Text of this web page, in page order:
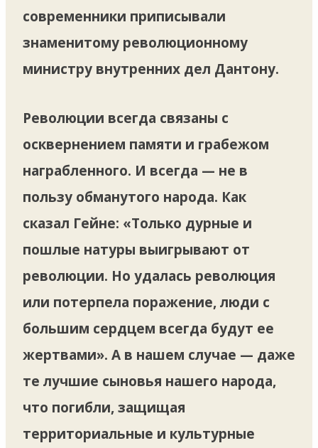
современники приписывали
знаменитому революционному
министру внутренних дел Дантону.
Революции всегда связаны с
осквернением памяти и грабежом
награбленного. И всегда — не в
пользу обманутого народа. Как
сказал Гейне: «Tолько дурные и
пошлые натуры выигрывают от
революции. Но удалась революция
или потерпела поражение, люди с
большим сердцем всегда будут ее
жертвами». А в нашем случае — даже
те лучшие сыновья нашего народа,
что погибли, защищая
территориальные и культурные